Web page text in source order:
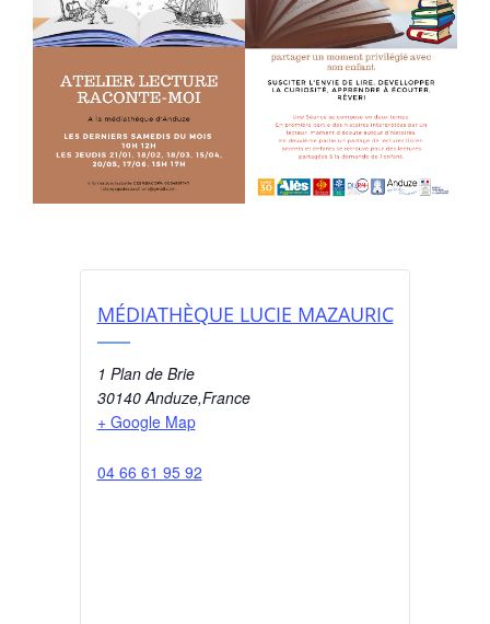
MÉDIATHÈQUE LUCIE MAZAURIC
1 Plan de Brie
30140 Anduze,France
+ Google Map
04 66 61 95 92